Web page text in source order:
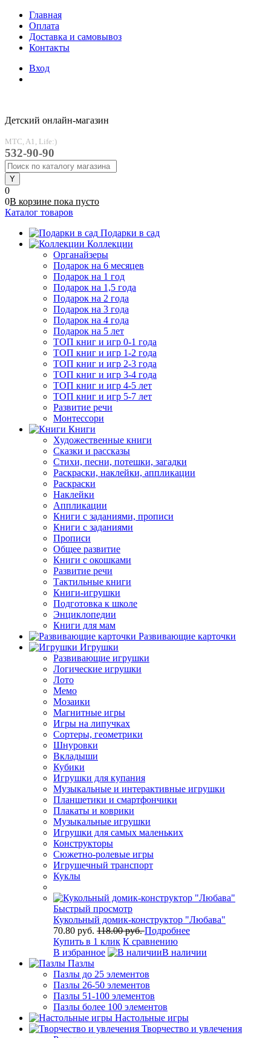
Главная
Оплата
Доставка и самовывоз
Контакты
Вход
Детский онлайн-магазин
MTC, A1, Life:)
532-90-90
0
0В корзине пока пусто
Каталог товаров
Подарки в сад
Коллекции
Органайзеры
Подарок на 6 месяцев
Подарок на 1 год
Подарок на 1,5 года
Подарок на 2 года
Подарок на 3 года
Подарок на 4 года
Подарок на 5 лет
ТОП книг и игр 0-1 года
ТОП книг и игр 1-2 года
ТОП книг и игр 2-3 года
ТОП книг и игр 3-4 года
ТОП книг и игр 4-5 лет
ТОП книг и игр 5-7 лет
Развитие речи
Монтессори
Книги
Художественные книги
Сказки и рассказы
Стихи, песни, потешки, загадки
Раскраски, наклейки, аппликации
Раскраски
Наклейки
Аппликации
Книги с заданиями, прописи
Книги с заданиями
Прописи
Общее развитие
Книги с окошками
Развитие речи
Тактильные книги
Книги-игрушки
Подготовка к школе
Энциклопедии
Книги для мам
Развивающие карточки
Игрушки
Развивающие игрушки
Логические игрушки
Лото
Мемо
Мозаики
Магнитные игры
Игры на липучках
Сортеры, геометрики
Шнуровки
Вкладыши
Кубики
Игрушки для купания
Музыкальные и интерактивные игрушки
Планшетики и смартфончики
Плакаты и коврики
Музыкальные игрушки
Игрушки для самых маленьких
Конструкторы
Сюжетно-ролевые игры
Игрушечный транспорт
Куклы
Быстрый просмотр
Кукольный домик-конструктор "Любава"
70.80 руб. 118.00 руб.Подробнее
Купить в 1 клик К сравнению
В избранное
В наличии
Пазлы
Пазлы до 25 элементов
Пазлы 26-50 элементов
Пазлы 51-100 элементов
Пазлы более 100 элементов
Настольные игры
Творчество и увлечения